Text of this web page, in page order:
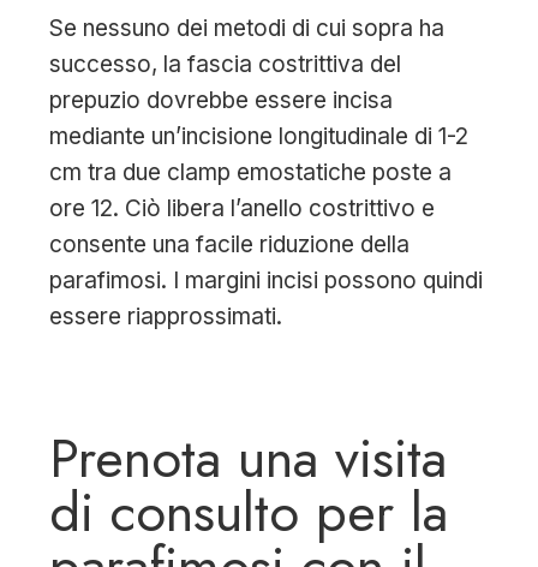
Se nessuno dei metodi di cui sopra ha
successo, la fascia costrittiva del
prepuzio dovrebbe essere incisa
mediante un’incisione longitudinale di 1-2
cm tra due clamp emostatiche poste a
ore 12. Ciò libera l’anello costrittivo e
consente una facile riduzione della
parafimosi. I margini incisi possono quindi
essere riapprossimati.
Prenota una visita
di consulto per la